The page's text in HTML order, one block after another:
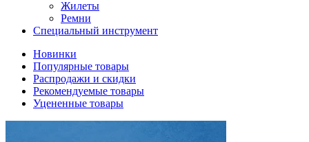
Жилеты
Ремни
Специальный инструмент
Новинки
Популярные товары
Распродажи и скидки
Рекомендуемые товары
Уцененные товары